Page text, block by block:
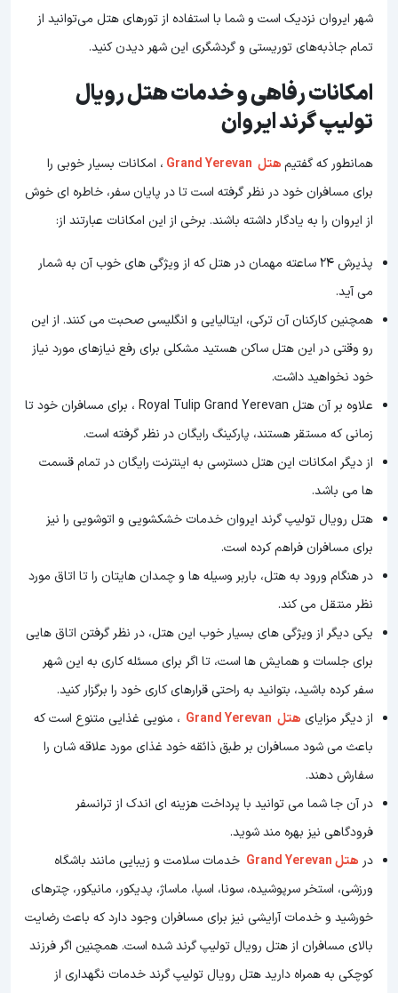
شهر ایروان نزدیک است و شما با استفاده از تورهای هتل می‌توانید از
تمام جاذبه‌های توریستی و گردشگری این شهر دیدن کنید.
امکانات رفاهی و خدمات هتل رویال
تولیپ گرند ایروان
همانطور که گفتیمهتل Grand Yerevan
، امکانات بسیار خوبی را
برای مسافران خود در نظر گرفته است تا در پایان سفر، خاطره ای خوش
از ایروان را به یادگار داشته باشند. برخی از این امکانات عبارتند از:
پذیرش 24 ساعته مهمان در هتل که از ویژگی های خوب آن به شمار
می آید.
همچنین کارکنان آن ترکی، ایتالیایی و انگلیسی صحبت می کنند. از این
رو وقتی در این هتل ساکن هستید مشکلی برای رفع نیازهای مورد نیاز
خود نخواهید داشت.
علاوه بر آن هتل Royal Tulip Grand Yerevan ، برای مسافران خود تا
زمانی که مستقر هستند، پارکینگ رایگان در نظر گرفته است.
از دیگر امکانات این هتل دسترسی به اینترنت رایگان در تمام قسمت
ها می باشد.
هتل رویال تولیپ گرند ایروان خدمات خشکشویی و اتوشویی را نیز
برای مسافران فراهم کرده است.
در هنگام ورود به هتل، باربر وسیله ها و چمدان هایتان را تا اتاق مورد
نظر منتقل می کند.
یکی دیگر از ویژگی های بسیار خوب این هتل، در نظر گرفتن اتاق هایی
برای جلسات و همایش ها است، تا اگر برای مسئله کاری به این شهر
سفر کرده باشید، بتوانید به راحتی قرارهای کاری خود را برگزار کنید.
از دیگر مزایای هتل Grand Yerevan
، منویی غذایی متنوع است که
باعث می شود مسافران بر طبق ذائقه خود غذای مورد علاقه شان را
سفارش دهند.
در آن جا شما می توانید با پرداخت هزینه ای اندک از ترانسفر
فرودگاهی نیز بهره مند شوید.
در هتل Grand Yerevan
خدمات سلامت و زیبایی مانند باشگاه
ورزشی، استخر سرپوشیده، سونا، اسپا، ماساژ، پدیکور، مانیکور، چترهای
خورشید و خدمات آرایشی نیز برای مسافران وجود دارد که باعث رضایت
بالای مسافران از هتل رویال تولیپ گرند شده است. همچنین اگر فرزند
کوچکی به همراه دارید هتل رویال تولیپ گرند خدمات نگهداری از